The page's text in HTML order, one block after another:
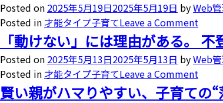
Posted on 2025年5月19日2025年5月19日 byWeb
Posted in才能タイプ子育てLeave a Comment
「動けない」には理由がある。
Posted on 2025年5月13日2025年5月13日 byWeb
Posted in才能タイプ子育てLeave a Comment
賢い親がハマりやすい、子育ての“